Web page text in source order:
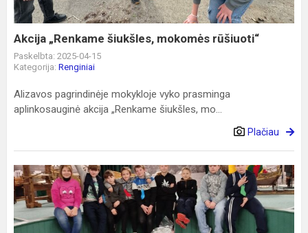
Akcija „Renkame šiukšles, mokomės rūšiuoti“
Paskelbta: 2025-04-15
Kategorija: Renginiai
Alizavos pagrindinėje mokykloje vyko prasminga
aplinkosauginė akcija „Renkame šiukšles, mo...
Plačiau
5
klasės
mokiniai
ieškojo